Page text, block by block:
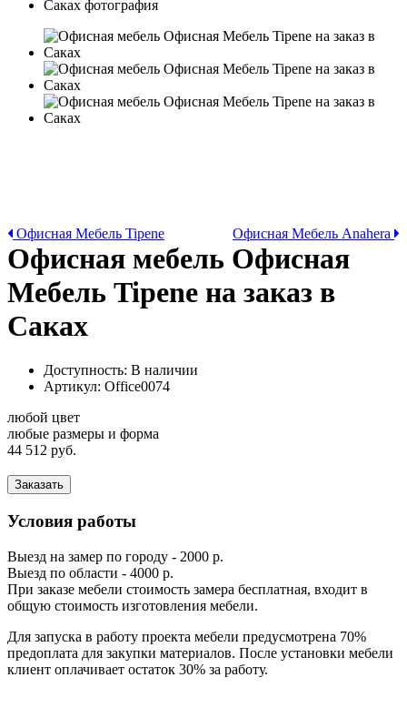
Офисная Мебель Tipene Офисная Мебель Anahera
Офисная мебель Офисная
Мебель Tipene на заказ в
Саках
Доступность: В наличии
Артикул: Office0074
любой цвет
любые размеры и форма
44 512 руб.
Заказать
Условия работы
Выезд на замер по городу - 2000 р.
Выезд по области - 4000 р.
При заказе мебели стоимость замера бесплатная, входит в
общую стоимость изготовления мебели.
Для запуска в работу проекта мебели предусмотрена 70%
предоплата для закупки материалов. После установки мебели
клиент оплачивает остаток 30% за работу.